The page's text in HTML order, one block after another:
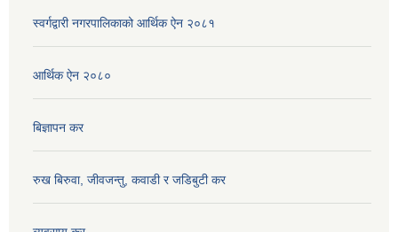
स्वर्गद्वारी नगरपालिकाको आर्थिक ऐन २०८१
आर्थिक ऐन २०८०
बिज्ञापन कर
रुख बिरुवा, जीवजन्तु, कवाडी र जडिबुटी कर